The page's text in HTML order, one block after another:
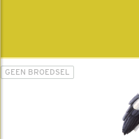
GEEN BROEDSEL